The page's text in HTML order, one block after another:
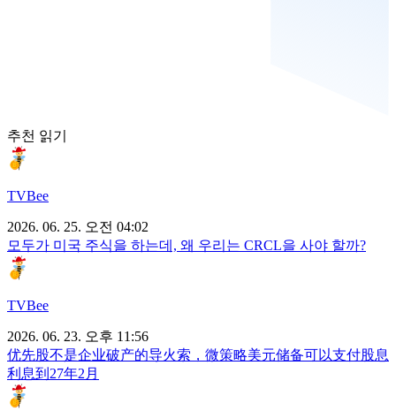
추천 읽기
TVBee
2026. 06. 25. 오전 04:02
모두가 미국 주식을 하는데, 왜 우리는 CRCL을 사야 할까?
TVBee
2026. 06. 23. 오후 11:56
优先股不是企业破产的导火索，微策略美元储备可以支付股息
利息到27年2月